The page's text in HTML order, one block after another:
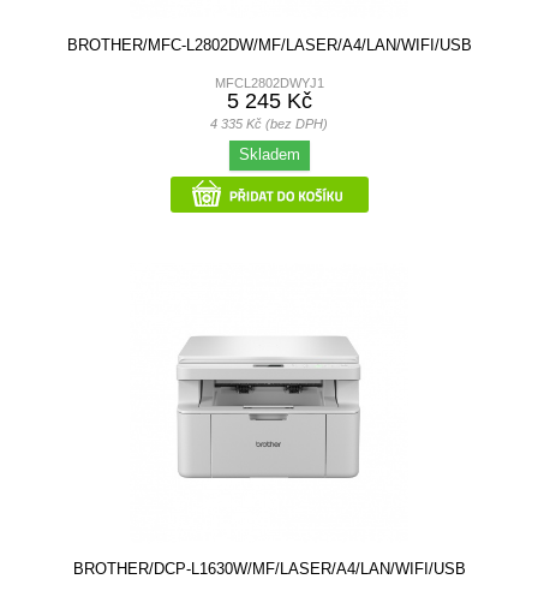
BROTHER/MFC-L2802DW/MF/LASER/A4/LAN/WIFI/USB
MFCL2802DWYJ1
5 245 Kč
4 335 Kč (bez DPH)
Skladem
BROTHER/DCP-L1630W/MF/LASER/A4/LAN/WIFI/USB